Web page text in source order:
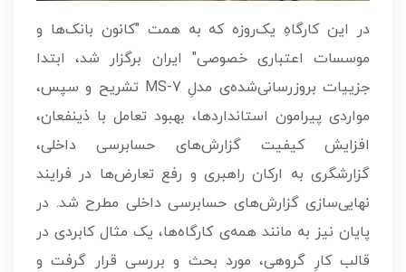
در این کارگاهِ یک‌روزه که به همت "کانون بانک‌ها و
موسسات اعتباری خصوصی" ایران برگزار شد، ابتدا
جزییات بروزرسانی‌شده‌ی مدلِ MS-7 تشریح و سپس،
مواردی پیرامون استانداردها، بهبود تعامل با ذینفعان،
افزایش کیفیت گزارش‌های حسابرسی داخلی،
گزارشگری به ارکان راهبری و رفع تعارض‌ها در فرایند
نهایی‌سازی گزارش‌های حسابرسی داخلی مطرح شد. در
پایان نیز به مانند همه‌ی کارگاه‌ها، یک مثال کابردی در
قالب کارِ گروهی، مورد بحث و بررسی قرار گرفت و